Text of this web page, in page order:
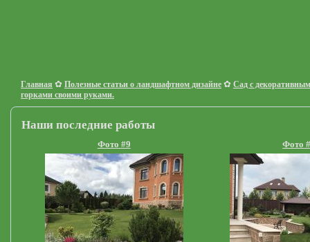
Главная ✿ Полезные статьи о ландшафтном дизайне ✿ Cад с
горками своими руками.
Наши последние работы
Фото #9 Фото